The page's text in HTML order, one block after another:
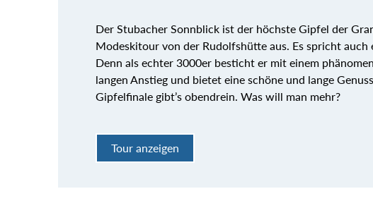
Der Stubacher Sonnblick ist der höchste Gipfel der
Modeskitour von der Rudolfshütte aus. Es spricht auch
Denn als echter 3000er besticht er mit einem
langen Anstieg und bietet eine schöne und lange
Gipfelfinale gibt’s obendrein. Was will man mehr?
Tour anzeigen